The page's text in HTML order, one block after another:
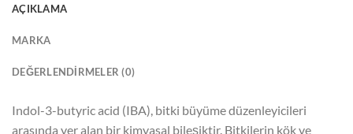
AÇIKLAMA
MARKA
DEĞERLENDIRMELER (0)
Indol-3-butyric acid (IBA), bitki büyüme düzenleyicileri
arasında yer alan bir kimyasal bileşiktir. Bitkilerin kök ve